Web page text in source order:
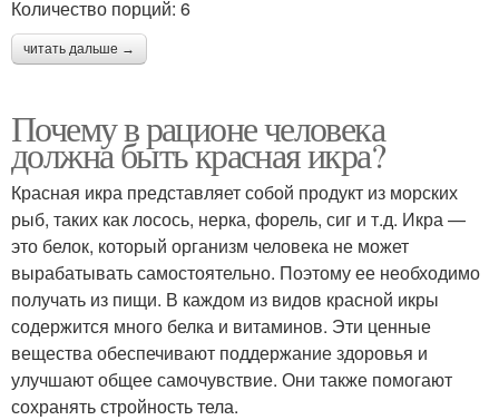
Количество порций: 6
читать дальше →
Почему в рационе человека
должна быть красная икра?
Красная икра представляет собой продукт из морских
рыб, таких как лосось, нерка, форель, сиг и т.д. Икра —
это белок, который организм человека не может
вырабатывать самостоятельно. Поэтому ее необходимо
получать из пищи. В каждом из видов красной икры
содержится много белка и витаминов. Эти ценные
вещества обеспечивают поддержание здоровья и
улучшают общее самочувствие. Они также помогают
сохранять стройность тела.